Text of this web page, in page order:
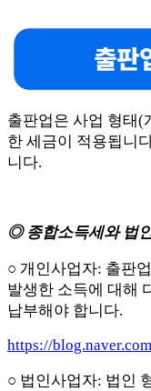
출판업은 사업 형태(
한 세금이 적용됩니
니다.
◎ 종합소득세와 법
○ 개인사업자: 출판
발생한 소득에 대해
납부해야 합니다.
https://
○ 법인사업자: 법인